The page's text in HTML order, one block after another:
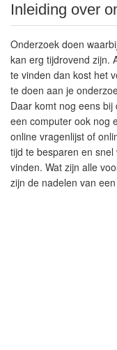
Inleiding over
Onderzoek doen
kan erg tijdrovend zijn.
te vinden dan kost het
te doen aan je
Daar komt nog eens
een computer ook nog
online vragenlijst of
tijd te besparen en
vinden. Wat zijn alle
zijn de nadelen van